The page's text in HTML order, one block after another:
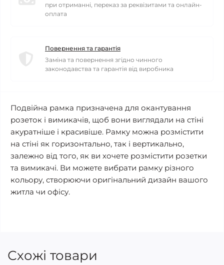
при отриманні, переказ за реквізитами та онлайн-
оплата
Повернення та гарантія
Заміна та повернення згідно чинного
законодавства та гарантія від виробника
Подвійна рамка призначена для окантування
розеток і вимикачів, щоб вони виглядали на стіні
акуратніше і красивіше. Рамку можна розмістити
на стіні як горизонтально, так і вертикально,
залежно від того, як ви хочете розмістити розетки
та вимикачі. Ви можете вибрати рамку різного
кольору, створюючи оригінальний дизайн вашого
житла чи офісу.
Схожі товари